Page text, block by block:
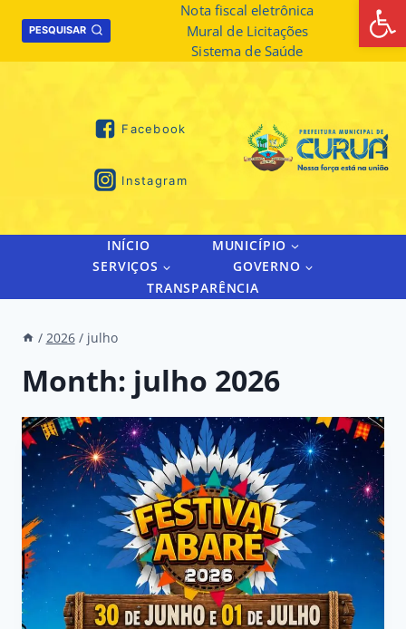
PESQUISAR
Nota fiscal eletrônica
Mural de Licitações
Sistema de Saúde
Facebook
Instagram
INÍCIO
MUNICÍPIO
SERVIÇOS
GOVERNO
TRANSPARÊNCIA
/ 2026 / julho
Month: julho 2026